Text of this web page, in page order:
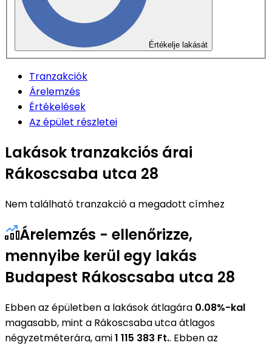
Értékelje lakását
Tranzakciók
Árelemzés
Értékelések
Az épület részletei
Lakások tranzakciós árai
Rákoscsaba utca 28
Nem található tranzakció a megadott címhez
Árelemzés - ellenőrizze,
mennyibe kerül egy lakás
Budapest Rákoscsaba utca 28
Ebben az épületben a lakások átlagára 0.08%-kal
magasabb, mint a Rákoscsaba utca átlagos
négyzetméterára, ami1 115 383 Ft.. Ebben az